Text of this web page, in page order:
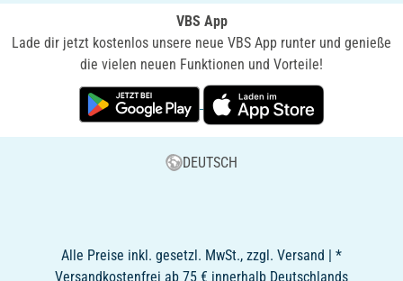
VBS App
Lade dir jetzt kostenlos unsere neue VBS App runter und genieße
die vielen neuen Funktionen und Vorteile!
DEUTSCH
Alle Preise inkl. gesetzl. MwSt., zzgl. Versand | *
Versandkostenfrei ab 75 € innerhalb Deutschlands